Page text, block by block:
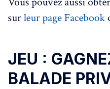
surleur page Facebook
JEU :
BALADE